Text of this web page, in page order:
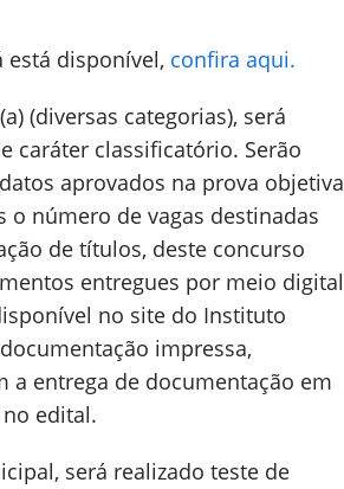
disponível, confira aqui.
(diversas categorias), será
caráter classificatório. Serão
aprovados na prova objetiva
o número de vagas destinadas
de títulos, deste concurso
entregues por meio digital
no site do Instituto
impressa,
a entrega de documentação em
edital.
será realizado teste de